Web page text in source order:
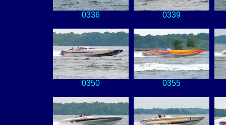
0336 0339
0350 0355